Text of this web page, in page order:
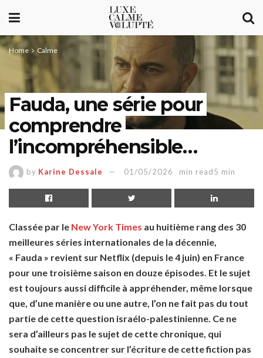
Home Calme
Fauda, une série pour
comprendre
l’incompréhensible…
by Karine Dessale 01/05/2026 min read5 min
Classée par le New York Times au huitième rang des 30
meilleures séries internationales de la décennie,
« Fauda » revient sur Netflix (depuis le 4 juin) en France
pour une troisième saison en douze épisodes. Et le sujet
est toujours aussi difficile à appréhender, même lorsque
que, d’une manière ou une autre, l’on ne fait pas du tout
partie de cette question israélo-palestinienne. Ce ne
sera d’ailleurs pas le sujet de cette chronique, qui
souhaite se concentrer sur l’écriture de cette fiction pas